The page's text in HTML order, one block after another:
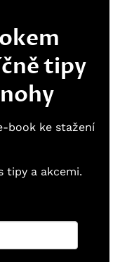
tipy
book ke stažení
tipy a akcemi.